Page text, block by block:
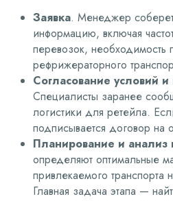
Заявка. Менеджер
информацию, включая
перевозок, необходимость
рефрижераторного
Согласование условий
Специалисты заранее
логистики для ретейла.
подписывается договор на
Планирование и анализ
определяют оптимальные
привлекаемого транспорта
Главная задача этапа —